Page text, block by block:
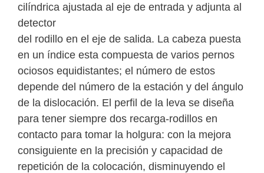
cilíndrica ajustada al eje de entrada y adjunta al
detector
del rodillo en el eje de salida. La cabeza puesta
en un índice esta compuesta de varios pernos
ociosos equidistantes; el número de estos
depende del número de la estación y del ángulo
de la dislocación. El perfil de la leva se diseña
para tener siempre dos recarga‐rodillos en
contacto para tomar la holgura: con la mejora
consiguiente en la precisión y capacidad de
repetición de la colocación, disminuyendo el